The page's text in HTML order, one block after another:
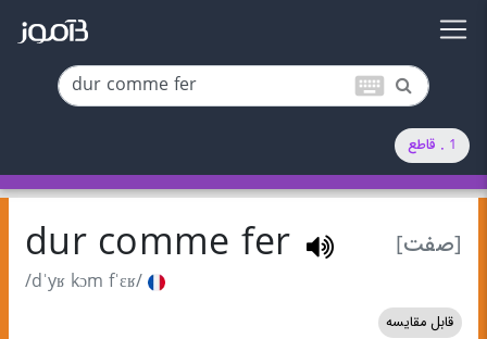
keyboard
1 . قاطع
[صفت] dur comme fer
/dˈyʁ kɔm fˈɛʁ/
قابل مقایسه